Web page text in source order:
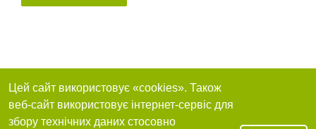
Цей сайт використовує «cookies». Також
веб-сайт використовує інтернет-сервіс для
збору технічних даних стосовно